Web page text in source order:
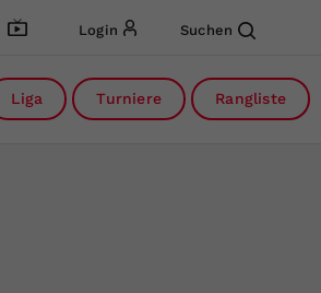
Login Suchen
Liga Turniere Rangliste